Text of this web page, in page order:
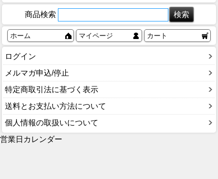
商品検索
ホーム マイページ カート
ログイン
メルマガ申込/停止
特定商取引法に基づく表示
送料とお支払い方法について
個人情報の取扱いについて
営業日カレンダー